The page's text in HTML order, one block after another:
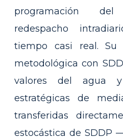
programación
redespacho
tiempo casi real. Su
metodológica con
valores del agua y
estratégicas de
transferidas
estocástica de SDDP